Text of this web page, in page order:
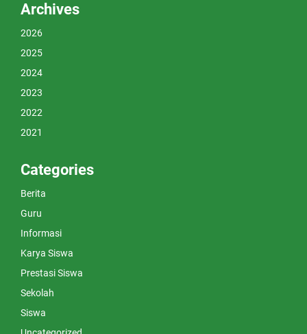
Archives
2026
2025
2024
2023
2022
2021
Categories
Berita
Guru
Informasi
Karya Siswa
Prestasi Siswa
Sekolah
Siswa